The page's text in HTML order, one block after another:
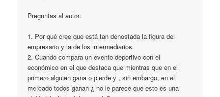
Preguntas al autor:
1. Por qué cree que está tan denostada la figura del
empresario y la de los intermediarios.
2. Cuando compara un evento deportivo con el
económico en el que destaca que mientras que en el
primero alguien gana o pierde y , sin embargo, en el
mercado todos ganan ¿ no le parece que esto es una